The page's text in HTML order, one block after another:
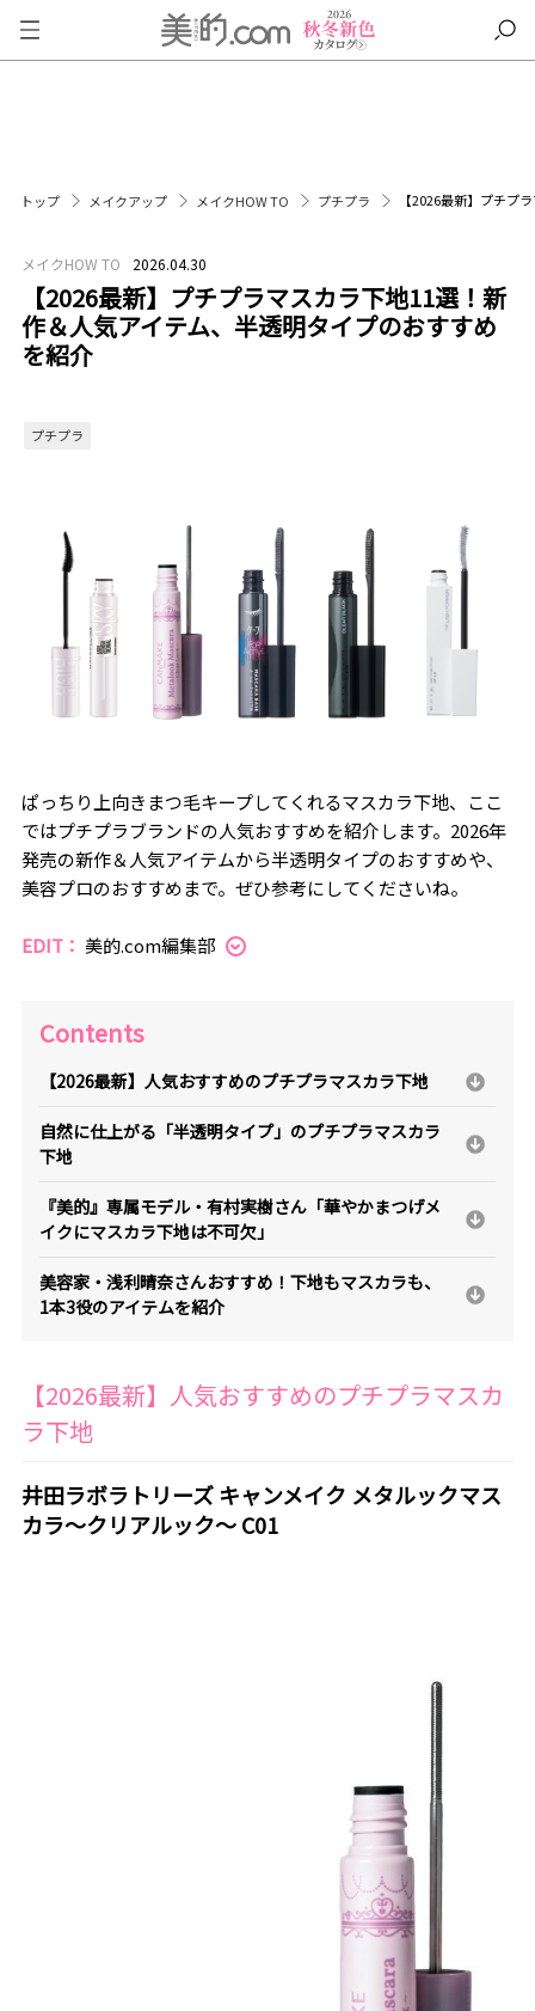
トップ メイクアップ メイクHOW TO プチプラ 【2026最新】プチプ
メイクHOW TO 2026.04.30
【2026最新】プチプラマスカラ下地11選！新
作＆人気アイテム、半透明タイプのおすすめ
を紹介
プチプラ
ぱっちり上向きまつ毛キープしてくれるマスカラ下地、ここ
ではプチプラブランドの人気おすすめを紹介します。2026年
発売の新作＆人気アイテムから半透明タイプのおすすめや、
美容プロのおすすめまで。ぜひ参考にしてくださいね。
EDIT： 美的.com編集部
Contents
【2026最新】人気おすすめのプチプラマスカラ下地
自然に仕上がる「半透明タイプ」のプチプラマスカラ
下地
『美的』専属モデル・有村実樹さん「華やかまつげメ
イクにマスカラ下地は不可欠」
美容家・浅利晴奈さんおすすめ！下地もマスカラも、
1本3役のアイテムを紹介
【2026最新】人気おすすめのプチプラマスカ
ラ下地
井田ラボラトリーズ キャンメイク メタルックマス
カラ～クリアルック～ C01